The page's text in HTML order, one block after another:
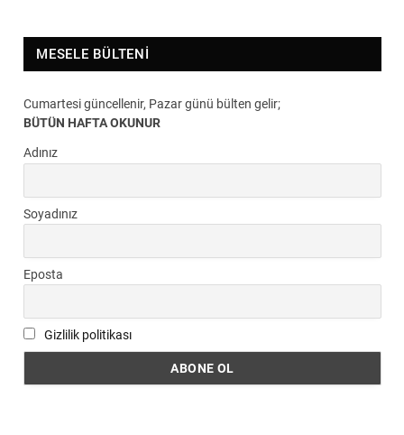
MESELE BÜLTENI
Cumartesi güncellenir, Pazar günü bülten gelir;
BÜTÜN HAFTA OKUNUR
Adınız
Soyadınız
Eposta
Gizlilik politikası